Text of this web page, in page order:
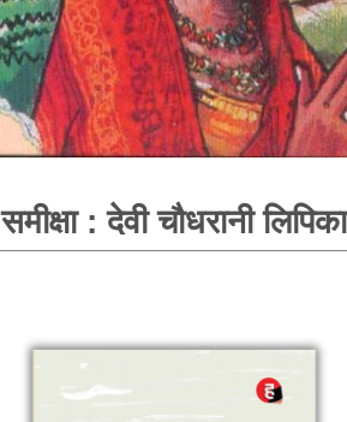
समीक्षा : देवी चौधरानी लिपिका